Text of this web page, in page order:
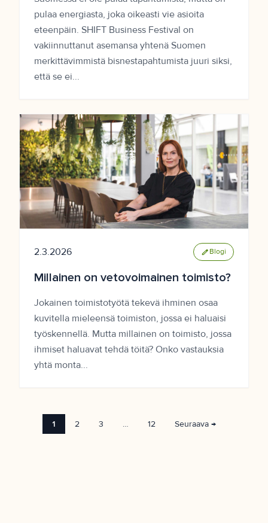
pulaa energiasta, joka oikeasti vie asioita
eteenpäin. SHIFT Business Festival on
vakiinnuttanut asemansa yhtenä Suomen
merkittävimmistä bisnestapahtumista juuri siksi,
että se ei...
2.3.2026 edit Blogi
Millainen on vetovoimainen toimisto?
Jokainen toimistotyötä tekevä ihminen osaa
kuvitella mieleensä toimiston, jossa ei haluaisi
työskennellä. Mutta millainen on toimisto, jossa
ihmiset haluavat tehdä töitä? Onko vastauksia
yhtä monta...
1 2 3 … 12 Seuraava →